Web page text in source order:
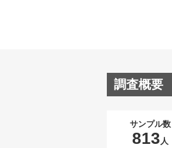
調査概要
サンプル数
813 人